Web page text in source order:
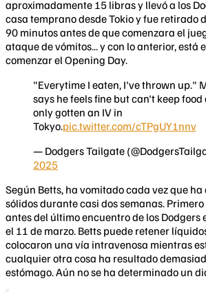
aproximadamente 15 libras y llevó a los
casa temprano desde Tokio y fue retirado
90 minutos antes de que comenzara el
ataque de vómitos... y con lo anterior, está
comenzar el Opening Day.
"Everytime I eaten, I've thrown up."
says he feels fine but can't keep
only gotten an IV in
Tokyo.pic.twitter.com/cTPgUY1nnv
— Dodgers Tailgate
2025
Según Betts, ha vomitado cada vez que
sólidos durante casi dos semanas.
antes del último encuentro de los Dodgers
el 11 de marzo. Betts puede retener
colocaron una vía intravenosa mientras
cualquier otra cosa ha resultado
estómago. Aún no se ha determinado un